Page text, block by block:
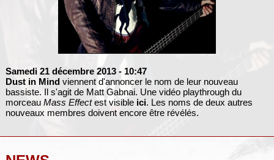
Samedi 21 décembre 2013 - 10:47
Dust in Mindviennent d'annoncer le nom de leur nouveau
bassiste. Il s'agit de Matt Gabnai. Une vidéo playthrough du
morceau Mass Effectest visible ici. Les noms de deux autres
nouveaux membres doivent encore être révélés.